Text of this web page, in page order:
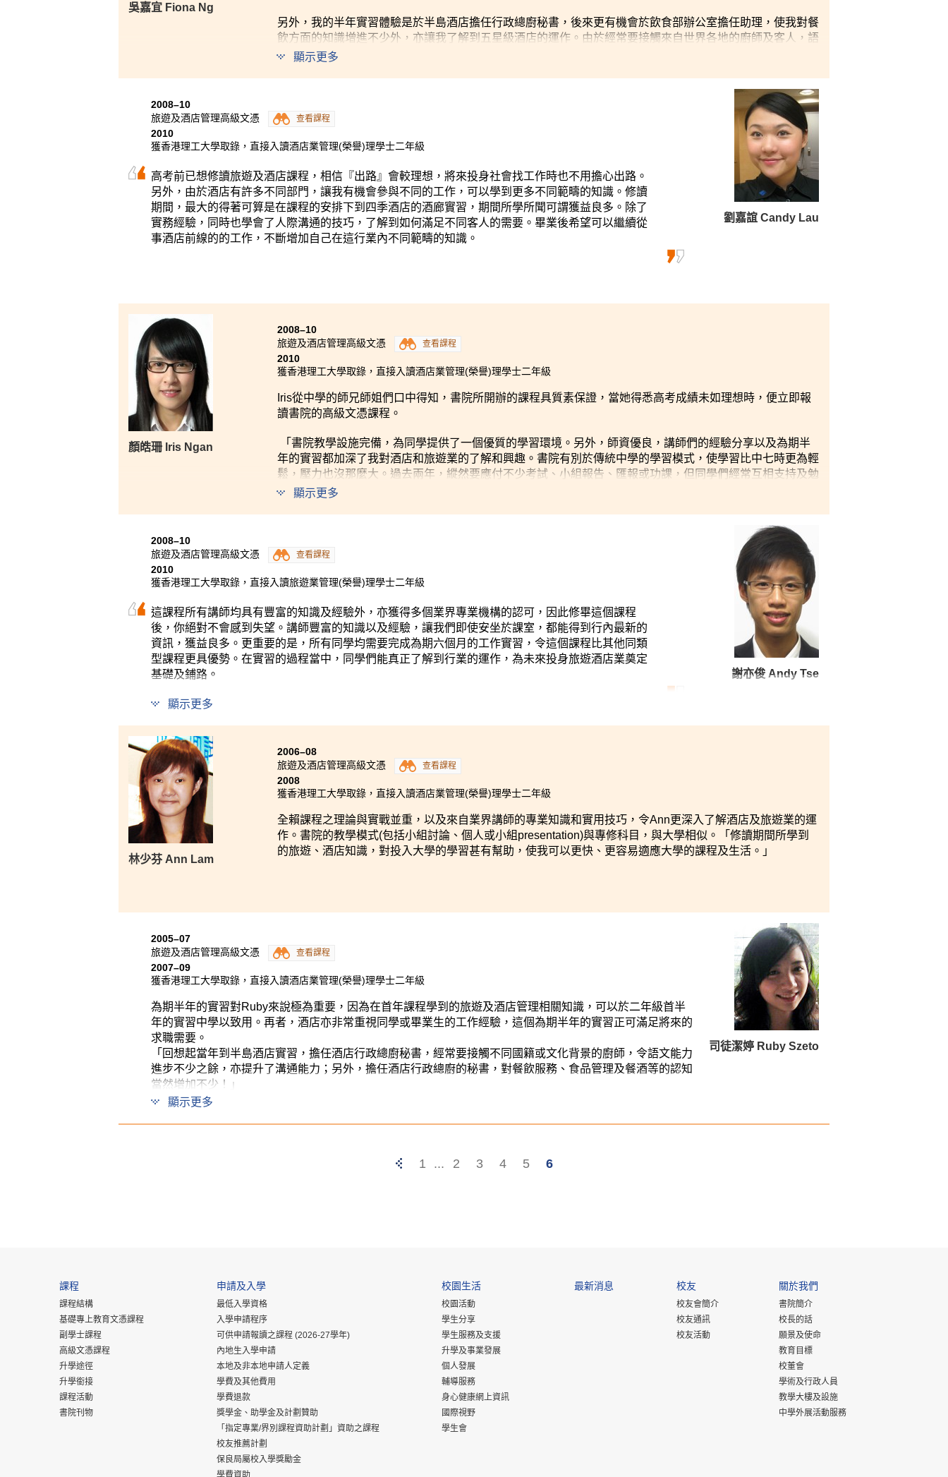
吳嘉宜 Fiona Ng
另外，我的半年實習體驗是於半島酒店擔任行政總廚秘書，後來更有機會於飲食部辦公室擔任助理，使我對餐
飲方面的知識增進不少外，亦讓我了解到五星級酒店的運作。由於經常要接觸來自世界各地的廚師及客人，語
文能力特別是英語亦因此進步不少。半年的工作實習，對升學或將來畢業後的發展，絕對有莫大的幫助。」
顯示更多
劉嘉誼 Candy Lau
2008–10
旅遊及酒店管理高級文憑
查看課程
2010
獲香港理工大學取錄，直接入讀酒店業管理(榮譽)理學士二年級
高考前已想修讀旅遊及酒店課程，相信『出路』會較理想，將來投身社會找工作時也不用擔心出路。
另外，由於酒店有許多不同部門，讓我有機會參與不同的工作，可以學到更多不同範疇的知識。修讀
期間，最大的得著可算是在課程的安排下到四季酒店的酒廊實習，期間所學所聞可謂獲益良多。除了
實務經驗，同時也學會了人際溝通的技巧，了解到如何滿足不同客人的需要。畢業後希望可以繼續從
事酒店前線的的工作，不斷增加自己在這行業內不同範疇的知識。
顏皓珊 Iris Ngan
2008–10
旅遊及酒店管理高級文憑
查看課程
2010
獲香港理工大學取錄，直接入讀酒店業管理(榮譽)理學士二年級
Iris從中學的師兄師姐們口中得知，書院所開辦的課程具質素保證，當她得悉高考成績未如理想時，便立即報
讀書院的高級文憑課程。
「書院教學設施完備，為同學提供了一個優質的學習環境。另外，師資優良，講師們的經驗分享以及為期半
年的實習都加深了我對酒店和旅遊業的了解和興趣。書院有別於傳統中學的學習模式，使學習比中七時更為輕
鬆，壓力也沒那麼大。過去兩年，縱然要應付不少考試、小組報告、匯報或功課，但同學們經常互相支持及勉
勵，培養了正確的學習態度之餘，也令校園生活比中學時更充實、更愉快。
錄，直接入讀酒店業管理(榮譽)理學士二年級。在此衷心感謝導師們悉心的指導及同學們的支持。今天我明白
到即使公開考試成績未如理想，也不用氣餒，因為只要繼續努力，最終都能夠成功升讀心儀的大學及學科，朝
顯示更多
謝亦俊 Andy Tse
2008–10
旅遊及酒店管理高級文憑
查看課程
2010
獲香港理工大學取錄，直接入讀旅遊業管理(榮譽)理學士二年級
這課程所有講師均具有豐富的知識及經驗外，亦獲得多個業界專業機構的認可，因此修畢這個課程
後，你絕對不會感到失望。講師豐富的知識以及經驗，讓我們即使安坐於課室，都能得到行內最新的
資訊，獲益良多。更重要的是，所有同學均需要完成為期六個月的工作實習，令這個課程比其他同類
型課程更具優勢。在實習的過程當中，同學們能真正了解到行業的運作，為未來投身旅遊酒店業奠定
基礎及鋪路。
顯示更多
林少芬 Ann Lam
2006–08
旅遊及酒店管理高級文憑
查看課程
2008
獲香港理工大學取錄，直接入讀酒店業管理(榮譽)理學士二年級
全賴課程之理論與實戰並重，以及來自業界講師的專業知識和實用技巧，令Ann更深入了解酒店及旅遊業的運
作。書院的教學模式(包括小組討論、個人或小組presentation)與專修科目，與大學相似。「修讀期間所學到
的旅遊、酒店知識，對投入大學的學習甚有幫助，使我可以更快、更容易適應大學的課程及生活。」
司徒潔婷 Ruby Szeto
2005–07
旅遊及酒店管理高級文憑
查看課程
2007–09
獲香港理工大學取錄，直接入讀酒店業管理(榮譽)理學士二年級
為期半年的實習對Ruby來說極為重要，因為在首年課程學到的旅遊及酒店管理相關知識，可以於二年級首半
年的實習中學以致用。再者，酒店亦非常重視同學或畢業生的工作經驗，這個為期半年的實習正可滿足將來的
求職需要。
「回想起當年到半島酒店實習，擔任酒店行政總廚秘書，經常要接觸不同國籍或文化背景的廚師，令語文能力
進步不少之餘，亦提升了溝通能力；另外，擔任酒店行政總廚的秘書，對餐飲服務、食品管理及餐酒等的認知
當然增加不少！」
顯示更多
Previous
1 ... 2 3 4 5 6
課程
課程結構
基礎專上教育文憑課程
副學士課程
高級文憑課程
升學途徑
升學銜接
課程活動
書院刊物
申請及入學
最低入學資格
入學申請程序
可供申請報讀之課程 (2026-27學年)
內地生入學申請
本地及非本地申請人定義
學費及其他費用
學費退款
獎學金、助學金及計劃贊助
「指定專業/界別課程資助計劃」資助之課程
校友推薦計劃
保良局屬校入學獎勵金
學費資助
校園生活
校園活動
學生分享
學生服務及支援
升學及事業發展
個人發展
輔導服務
身心健康網上資訊
國際視野
學生會
最新消息 校友
校友會簡介
校友通訊
校友活動
關於我們
書院簡介
校長的話
願景及使命
教育目標
校董會
學術及行政人員
教學大樓及設施
中學外展活動服務